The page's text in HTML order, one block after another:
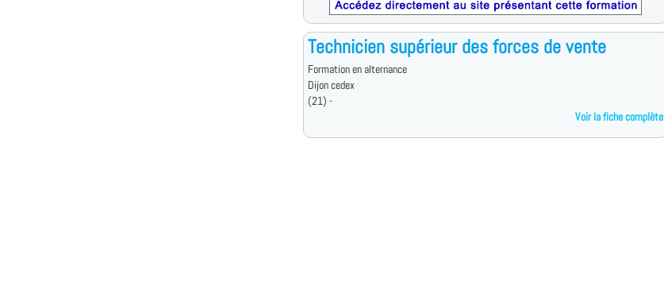
Technicien supérieur des forces de vente
Formation en alternance
Dijon cedex
(21) -
Voir la fiche complète